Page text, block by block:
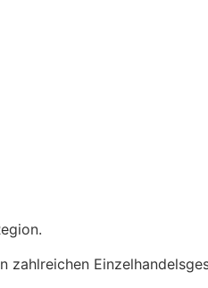
zahlreichen